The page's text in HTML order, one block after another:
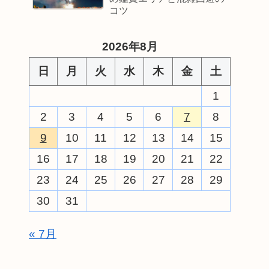
コツ
2026年8月
日
月 火 水 木 金
土
1
2
3 4 5 6 7
8
9
10 11 12 13 14
15
16
17 18 19 20 21
22
23
24 25 26 27 28
29
30
31
« 7月